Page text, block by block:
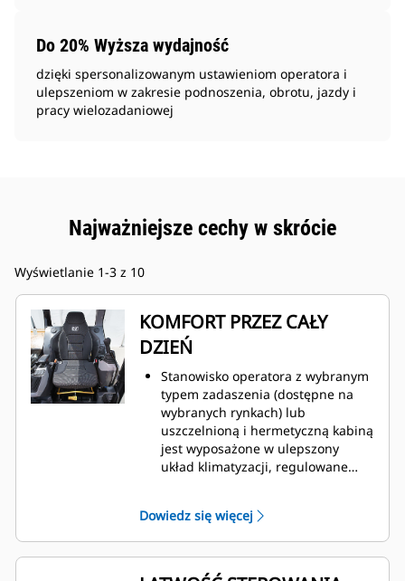
Do 20% Wyższa wydajność
dzięki spersonalizowanym ustawieniom operatora i
ulepszeniom w zakresie podnoszenia, obrotu, jazdy i
pracy wielozadaniowej
Najważniejsze cechy w skrócie
Wyświetlanie 1-3 z 10
KOMFORT PRZEZ CAŁY
DZIEŃ
Stanowisko operatora z wybranym
typem zadaszenia (dostępne na
wybranych rynkach) lub
uszczelnioną i hermetyczną kabiną
jest wyposażone w ulepszony
układ klimatyzacji, regulowane
komfortu pracy przez cały dzień.
Dowiedz się więcej